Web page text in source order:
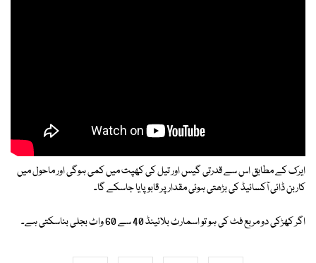
ایرک کے مطابق اس سے قدرتی گیس اور تیل کی کھپت میں کمی ہوگی اور ماحول میں
کاربن ڈائی آکسائیڈ کی بڑھتی ہوئی مقدار پر قابو پایا جاسکے گا۔
اگر کھڑکی دو مربع فٹ کی ہو تو اسمارٹ بلائینڈ 40 سے 60 واٹ بجلی بناسکتی ہے۔